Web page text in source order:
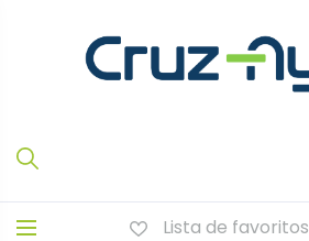
Lista de favoritos